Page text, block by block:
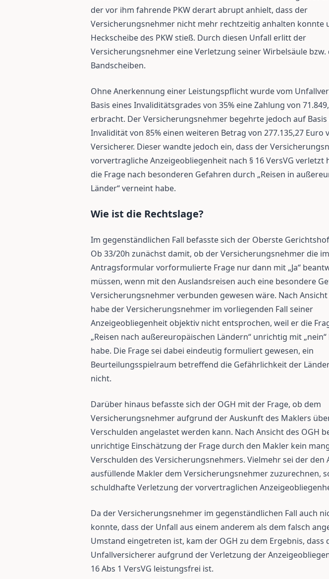
der vor ihm fahrende PKW derart abrupt anhielt, dass der
Versicherungsnehmer nicht mehr rechtzeitig anhalten konnte
Heckscheibe des PKW stieß. Durch diesen Unfall erlitt der
Versicherungsnehmer eine Verletzung seiner Wirbelsäule bzw.
Bandscheiben.
Ohne Anerkennung einer Leistungspflicht wurde vom
Basis eines Invaliditätsgrades von 35% eine Zahlung von
erbracht. Der Versicherungsnehmer begehrte jedoch auf
Invalidität von 85% einen weiteren Betrag von 277.135,27 Euro
Versicherer. Dieser wandte jedoch ein, dass der
vorvertragliche Anzeigeobliegenheit nach § 16 VersVG verletzt
die Frage nach besonderen Gefahren durch „Reisen in
Länder“ verneint habe.
Wie ist die Rechtslage?
Im gegenständlichen Fall befasste sich der Oberste
Ob 33/20h zunächst damit, ob der Versicherungsnehmer die im
Antragsformular vorformulierte Frage nur dann mit „Ja“
müssen, wenn mit den Auslandsreisen auch eine besondere
Versicherungsnehmer verbunden gewesen wäre. Nach Ansicht
habe der Versicherungsnehmer im vorliegenden Fall seiner
Anzeigeobliegenheit objektiv nicht entsprochen, weil er die
„Reisen nach außereuropäischen Ländern“ unrichtig mit
habe. Die Frage sei dabei eindeutig formuliert gewesen, ein
Beurteilungsspielraum betreffend die Gefährlichkeit der
nicht.
Darüber hinaus befasste sich der OGH mit der Frage, ob dem
Versicherungsnehmer aufgrund der Auskunft des Maklers
Verschulden angelastet werden kann. Nach Ansicht des OGH
unrichtige Einschätzung der Frage durch den Makler kein
Verschulden des Versicherungsnehmers. Vielmehr sei der den
ausfüllende Makler dem Versicherungsnehmer zuzurechnen,
schuldhafte Verletzung der vorvertraglichen
Da der Versicherungsnehmer im gegenständlichen Fall auch
konnte, dass der Unfall aus einem anderem als dem falsch
Umstand eingetreten ist, kam der OGH zu dem Ergebnis, dass
Unfallversicherer aufgrund der Verletzung der
16 Abs 1 VersVG leistungsfrei ist.